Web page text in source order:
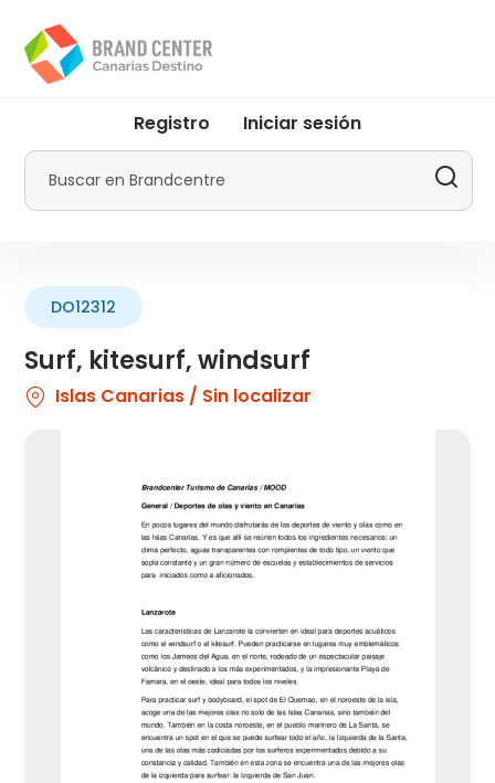
contenido
principal
menu
Promotur
Registro Iniciar sesión
Buscar
Surf, kitesurf, windsurf
DO12312
Islas Canarias / Sin localizar